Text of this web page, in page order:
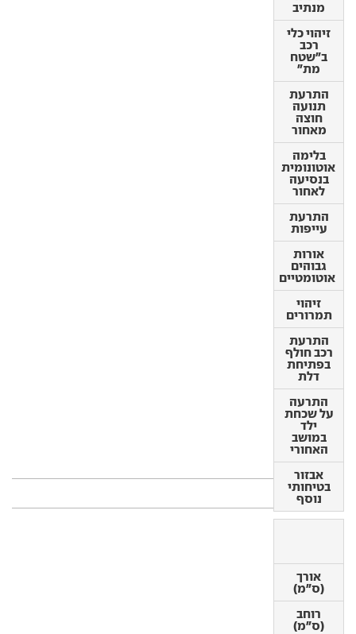
מנתיב
זיהוי כלי
רכב
ב"שטח
מת"
התרעת
תנועה
חוצה
מאחור
בלימה
אוטונומית
בנסיעה
לאחור
התרעת
עייפות
אורות
גבוהים
אוטומטיים
זיהוי
תמרורים
התרעת
רכב חולף
בפתיחת
דלת
התרעה
על שכחת
ילד
במושב
האחורי
אבזור
בטיחותי
נוסף
זיהוי כלי
רכב
ב"שטח
מת"
התרעת
תנועה
חוצה
מאחור
בלימה
אוטונומית
בנסיעה
לאחור
התרעת
עייפות
אורות
גבוהים
אוטומטיים
זיהוי
תמרורים
התרעת
רכב חולף
בפתיחת
דלת
התרעה
על שכחת
ילד במושב
האחורי
אבזור
בטיחותי
נוסף
מידות
אורך
(ס"מ)
רוחב
(ס"מ)
אורך
(ס"מ)
רוחב
(ס"מ)